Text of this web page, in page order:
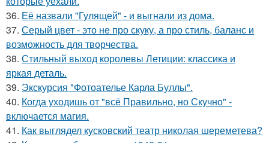
36. Её назвали "Гулящей" - и выгнали из дома.
37. Серый цвет - это не про скуку, а про стиль, баланс и
возможность для творчества.
38. Стильный выход королевы Летиции: классика и
яркая деталь.
39. Экскурсия "Фотоателье Карла Буллы".
40. Когда уходишь от "всё Правильно, но Скучно" -
включается магия.
41. Как выглядел кусковский театр николая шереметева?